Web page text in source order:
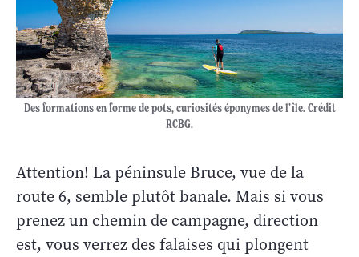
Des formations en forme de pots, curiosités éponymes de l’île. Crédit
RCBG.
Attention! La péninsule Bruce, vue de la
route 6, semble plutôt banale. Mais si vous
prenez un chemin de campagne, direction
est, vous verrez des falaises qui plongent